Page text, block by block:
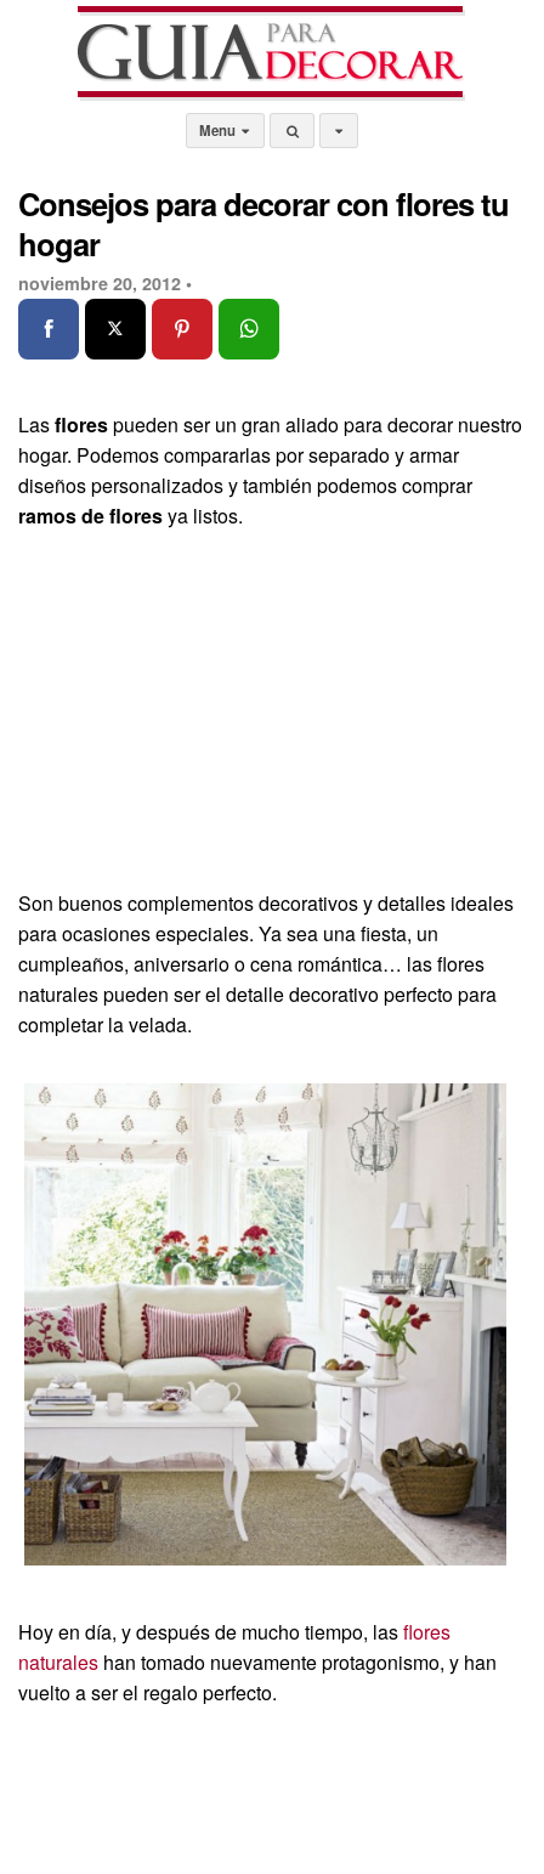
Menu
Consejos para decorar con flores tu
hogar
noviembre 20, 2012 •
Lasflorespueden ser un gran aliado para decorar nuestro
hogar. Podemos compararlas por separado y armar
diseños personalizados y también podemos comprar
ramos de floresya listos.
Son buenos complementos decorativos y detalles ideales
para ocasiones especiales. Ya sea una fiesta, un
cumpleaños, aniversario o cena romántica… las flores
naturales pueden ser el detalle decorativo perfecto para
completar la velada.
Hoy en día, y después de mucho tiempo, lasflores
naturales han tomado nuevamente protagonismo, y han
vuelto a ser el regalo perfecto.